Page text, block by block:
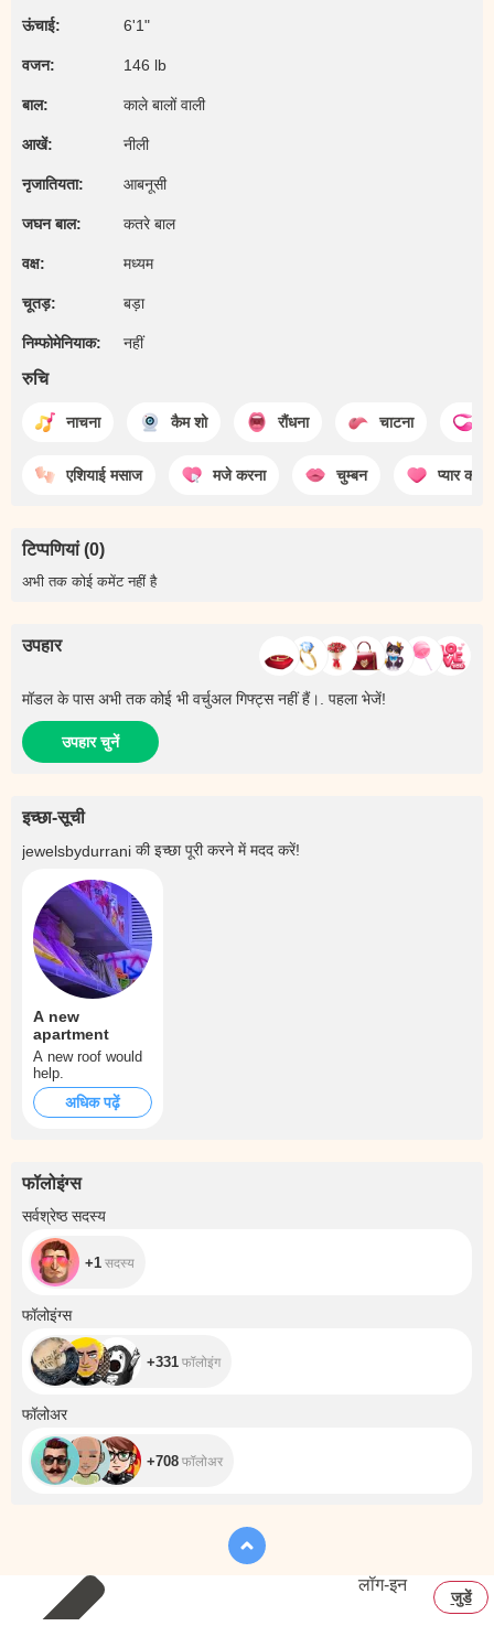
ऊंचाई: 6'1"
वजन: 146 lb
बाल: काले बालों वाली
आखें: नीली
नृजातियता: आबनूसी
जघन बाल: कतरे बाल
वक्ष: मध्यम
चूतड़: बड़ा
निम्फोमेनियाक: नहीं
रुचि
नाचना कैम शो रौंधना चाटना
एशियाई मसाज मजे करना चुम्बन प्यार करना
टिप्पणियां (0)
अभी तक कोई कमेंट नहीं है
उपहार
मॉडल के पास अभी तक कोई भी वर्चुअल गिफ्ट्स नहीं हैं।. पहला भेजें!
उपहार चुनें
इच्छा-सूची
jewelsbydurrani की इच्छा पूरी करने में मदद करें!
A new
apartment
A new roof would
help.
अधिक पढ़ें
फॉलोइंग्स
सर्वश्रेष्ठ सदस्य
+1
+1 सदस्य
फॉलोइंग्स
+331 फॉलोइंग
फॉलोअर
+708 फॉलोअर
लॉग‑इन
जुडें